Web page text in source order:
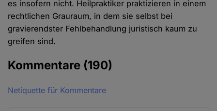
es insofern nicht. Heilpraktiker praktizieren in einem
rechtlichen Grauraum, in dem sie selbst bei
gravierendster Fehlbehandlung juristisch kaum zu
greifen sind.
Kommentare (190)
Netiquette für Kommentare